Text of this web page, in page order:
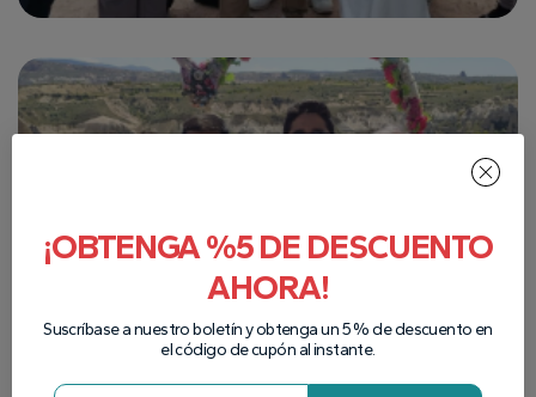
¡OBTENGA %5 DE DESCUENTO
AHORA!
Suscríbase a nuestro boletín y obtenga un 5 % de descuento en
el código de cupón al instante.